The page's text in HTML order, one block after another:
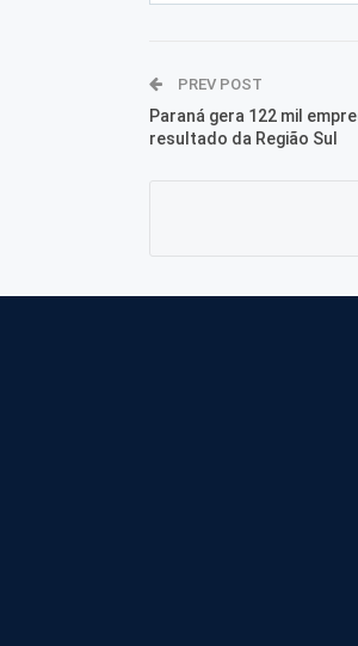
PREV POST
Paraná gera 122 mil
resultado da Região Sul